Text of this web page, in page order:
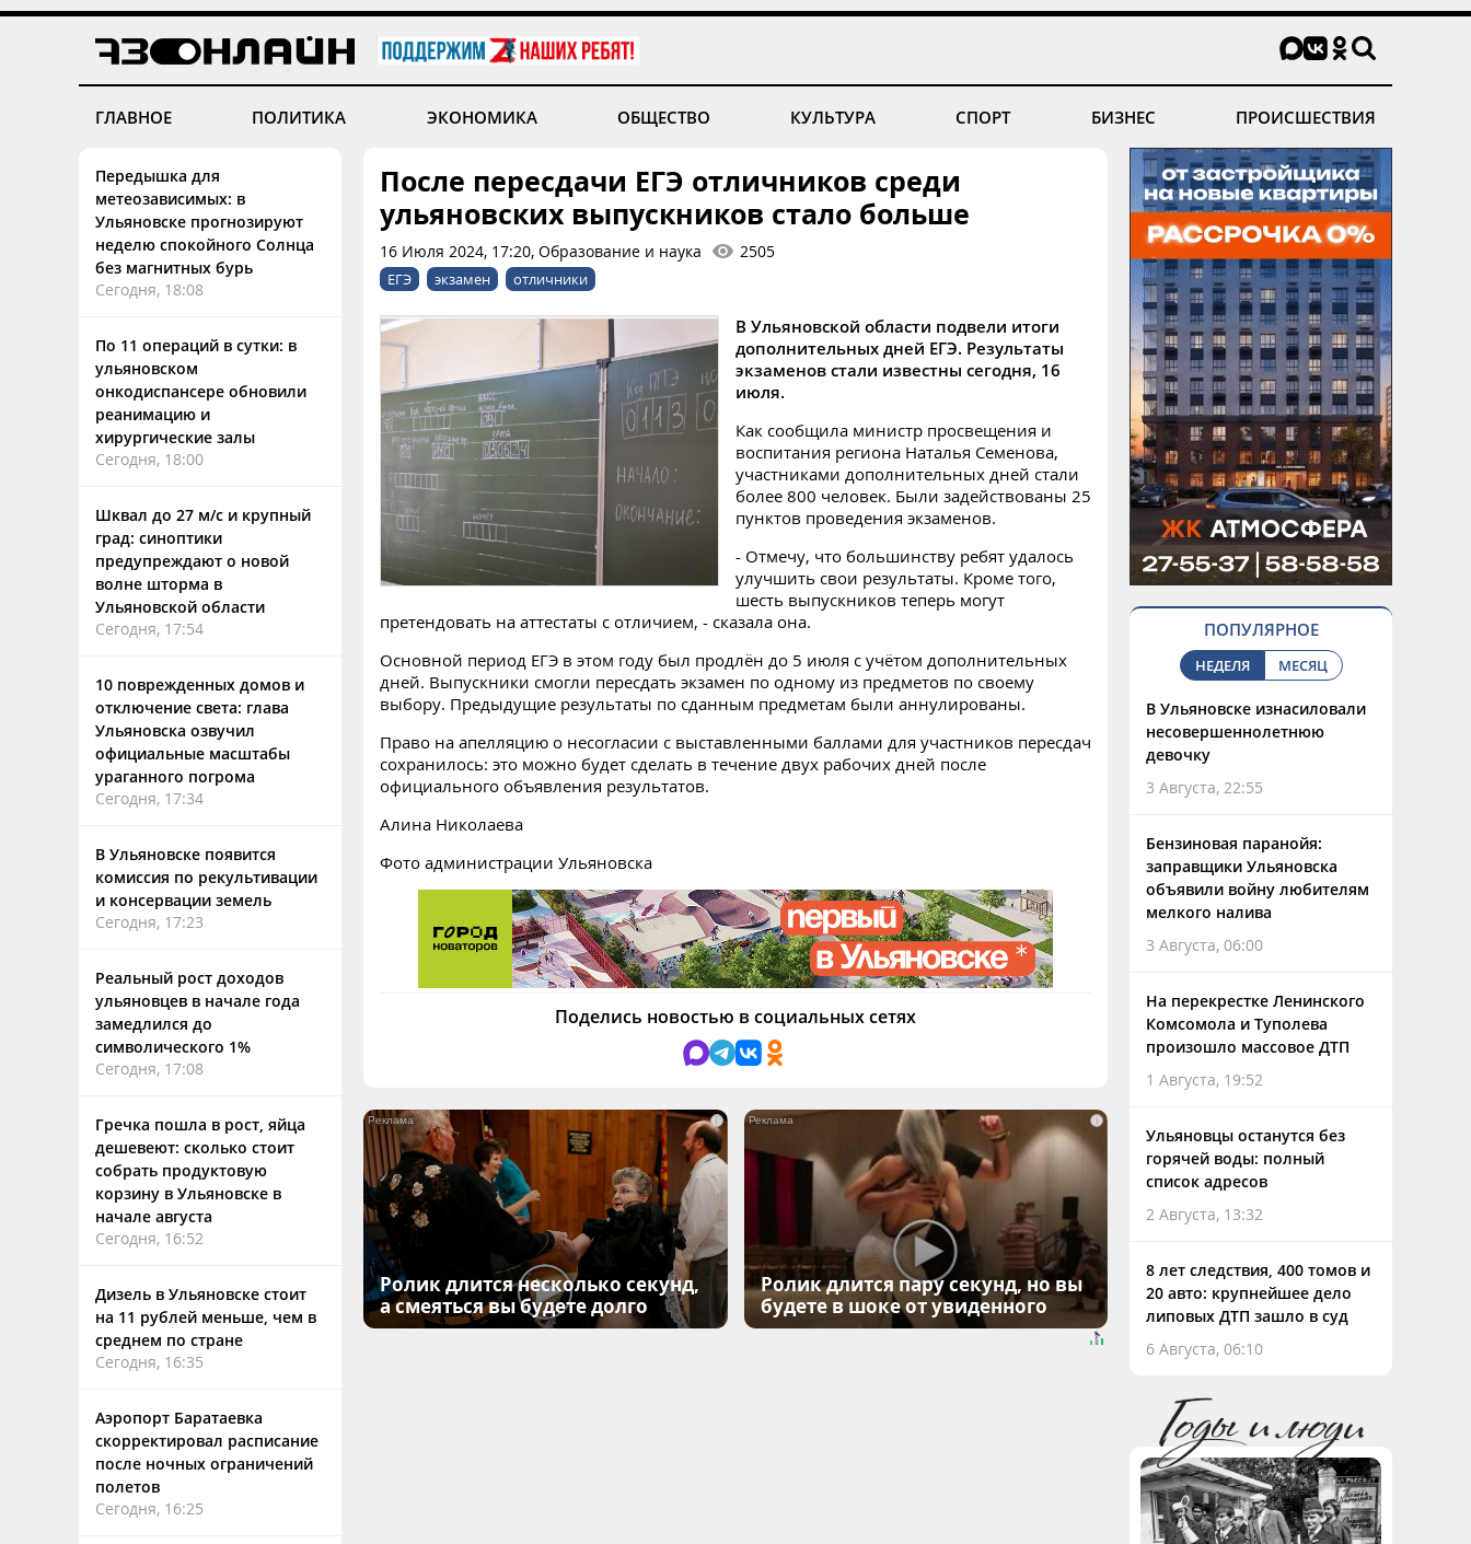
ГЛАВНОЕ ПОЛИТИКА ЭКОНОМИКА ОБЩЕСТВО КУЛЬТУРА СПОРТ БИЗНЕС ПРОИСШЕСТВИЯ
Передышка для
метеозависимых: в
Ульяновске прогнозируют
неделю спокойного Солнца
без магнитных бурь
Сегодня, 18:08
По 11 операций в сутки: в
ульяновском
онкодиспансере обновили
реанимацию и
хирургические залы
Сегодня, 18:00
Шквал до 27 м/с и крупный
град: синоптики
предупреждают о новой
волне шторма в
Ульяновской области
Сегодня, 17:54
10 поврежденных домов и
отключение света: глава
Ульяновска озвучил
официальные масштабы
ураганного погрома
Сегодня, 17:34
В Ульяновске появится
комиссия по рекультивации
и консервации земель
Сегодня, 17:23
Реальный рост доходов
ульяновцев в начале года
замедлился до
символического 1%
Сегодня, 17:08
Гречка пошла в рост, яйца
дешевеют: сколько стоит
собрать продуктовую
корзину в Ульяновске в
начале августа
Сегодня, 16:52
Дизель в Ульяновске стоит
на 11 рублей меньше, чем в
среднем по стране
Сегодня, 16:35
Аэропорт Баратаевка
скорректировал расписание
после ночных ограничений
полетов
Сегодня, 16:25
После пересдачи ЕГЭ отличников среди
ульяновских выпускников стало больше
16 Июля 2024, 17:20, Образование и наука 2505
ЕГЭ экзамен отличники
В Ульяновской области подвели итоги
дополнительных дней ЕГЭ. Результаты
экзаменов стали известны сегодня, 16
июля.
Как сообщила министр просвещения и
воспитания региона Наталья Семенова,
участниками дополнительных дней стали
более 800 человек. Были задействованы 25
пунктов проведения экзаменов.
- Отмечу, что большинству ребят удалось
улучшить свои результаты. Кроме того,
шесть выпускников теперь могут
претендовать на аттестаты с отличием, - сказала она.
Основной период ЕГЭ в этом году был продлён до 5 июля с учётом дополнительных
дней. Выпускники смогли пересдать экзамен по одному из предметов по своему
выбору. Предыдущие результаты по сданным предметам были аннулированы.
Право на апелляцию о несогласии с выставленными баллами для участников пересдач
сохранилось: это можно будет сделать в течение двух рабочих дней после
официального объявления результатов.
Алина Николаева
Фото администрации Ульяновска
Поделись новостью в социальных сетях
i
Ролик длится несколько секунд,
а смеяться вы будете долго
i
Ролик длится пару секунд, но вы
будете в шоке от увиденного
ПОПУЛЯРНОЕ
НЕДЕЛЯ МЕСЯЦ
В Ульяновске изнасиловали
несовершеннолетнюю
девочку
3 Августа, 22:55
Бензиновая паранойя:
заправщики Ульяновска
объявили войну любителям
мелкого налива
3 Августа, 06:00
На перекрестке Ленинского
Комсомола и Туполева
произошло массовое ДТП
1 Августа, 19:52
Ульяновцы останутся без
горячей воды: полный
список адресов
2 Августа, 13:32
8 лет следствия, 400 томов и
20 авто: крупнейшее дело
липовых ДТП зашло в суд
6 Августа, 06:10